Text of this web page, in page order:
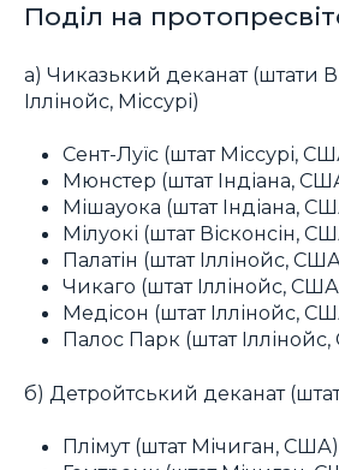
Поділ на
а) Чиказький деканат (штати
Іллінойс, Міссурі)
Сент-Луїс (штат Міссурі,
Мюнстер (штат Індіана,
Мішауока (штат Індіана,
Мілуокі (штат Вісконсін,
Палатін (штат Іллінойс,
Чикаго (штат Іллінойс,
Медісон (штат Іллінойс,
Палос Парк (штат
б) Детройтський деканат
Плімут (штат Мічиган,